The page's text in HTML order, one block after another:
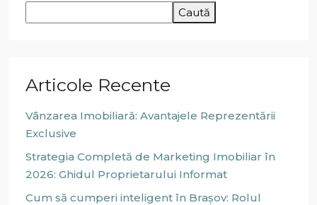
Caută
Articole Recente
Vânzarea Imobiliară: Avantajele Reprezentării
Exclusive
Strategia Completă de Marketing Imobiliar în
2026: Ghidul Proprietarului Informat
Cum să cumperi inteligent în Brașov: Rolul